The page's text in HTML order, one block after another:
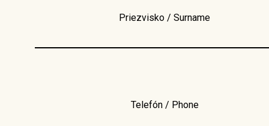
Priezvisko / Surname
Telefón / Phone